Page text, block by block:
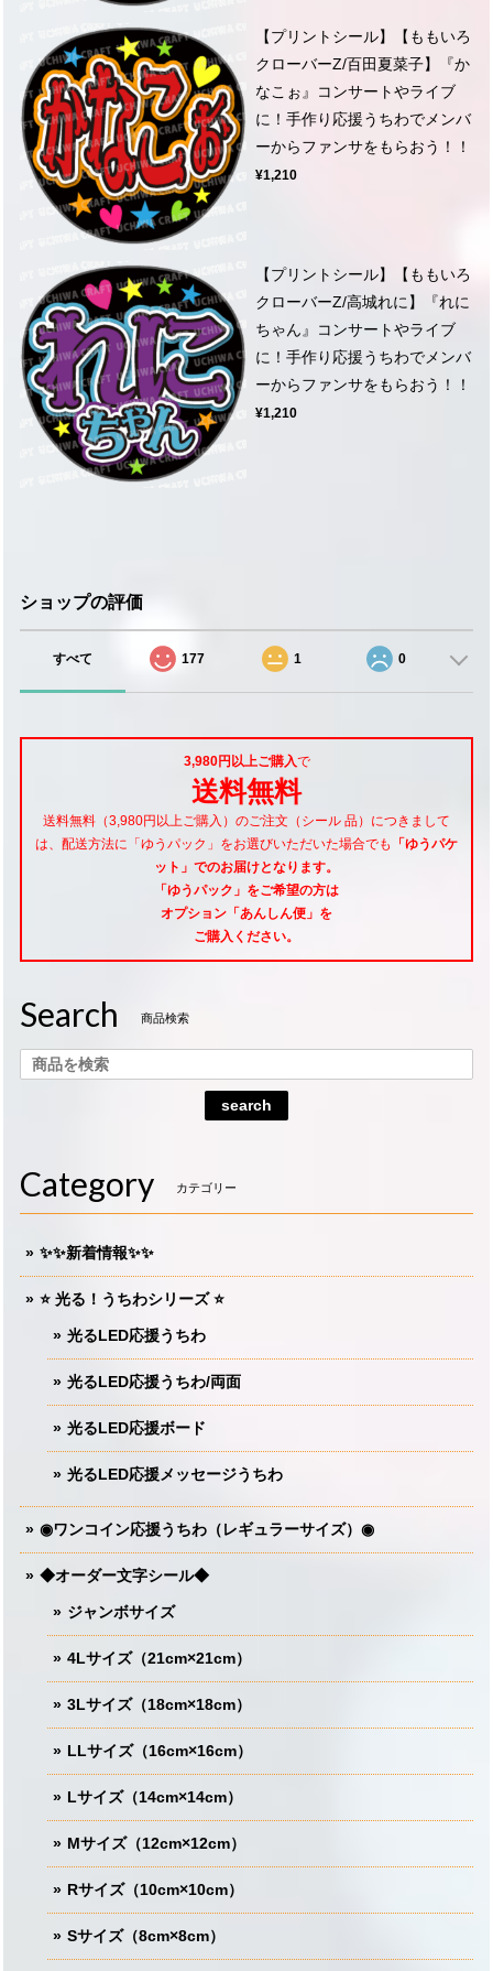
【プリントシール】【ももいろ
クローバーZ/百田夏菜子】『か
なこぉ』コンサートやライブ
に！手作り応援うちわでメンバ
ーからファンサをもらおう！！
¥1,210
【プリントシール】【ももいろ
クローバーZ/高城れに】『れに
ちゃん』コンサートやライブ
に！手作り応援うちわでメンバ
ーからファンサをもらおう！！
¥1,210
ショップの評価
すべて 177 1 0
3,980円以上ご購入で
送料無料
送料無料（3,980円以上ご購入）のご注文（シール 品）につきまして
は、配送方法に「ゆうパック」をお選びいただいた場合でも
「ゆうパケ
ット」でのお届けとなります。
「ゆうパック」をご希望の方は
オプション「あんしん便」 を
ご購入ください。
Search 商品検索
search
Category カテゴリー
✨✨新着情報✨✨
⭐️ 光る！うちわシリーズ ⭐️
光るLED応援うちわ
光るLED応援うちわ/両面
光るLED応援ボード
光るLED応援メッセージうちわ
◉ワンコイン応援うちわ（レギュラーサイズ）◉
◆オーダー文字シール◆
ジャンボサイズ
4Lサイズ（21cm×21cm）
3Lサイズ（18cm×18cm）
LLサイズ（16cm×16cm）
Lサイズ（14cm×14cm）
Mサイズ（12cm×12cm）
Rサイズ（10cm×10cm）
Sサイズ（8cm×8cm）